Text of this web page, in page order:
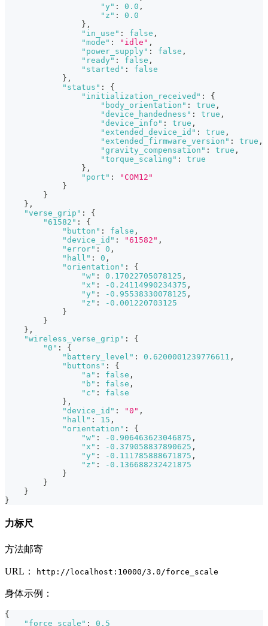
"y" : 0.0 ,
"z" :
0.0
} ,
"in_use" : false ,
"mode" : "idle" ,
"power_supply" : false ,
"ready" : false ,
"started" :
false
} ,
"status" :
{
"initialization_received" :
{
"body_orientation" : true ,
"device_handedness" : true ,
"device_info" : true ,
"extended_device_id" : true ,
"extended_firmware_version" : true ,
"gravity_compensation" : true ,
"torque_scaling" :
true
} ,
"port" :
"COM12"
}
}
} ,
"verse_grip" :
{
"61582" :
{
"button" : false ,
"device_id" : "61582" ,
"error" : 0 ,
"hall" : 0 ,
"orientation" :
{
"w" : 0.17022705078125 ,
"x" : -0.24114990234375 ,
"y" : -0.95538330078125 ,
"z" :
-0.001220703125
}
}
} ,
"wireless_verse_grip" :
{
"0" :
{
"battery_level" : 0.6200001239776611 ,
"buttons" :
{
"a" : false ,
"b" : false ,
"c" :
false
} ,
"device_id" : "0" ,
"hall" : 15 ,
"orientation" :
{
"w" : -0.906463623046875 ,
"x" : -0.379058837890625 ,
"y" : -0.111785888671875 ,
"z" :
-0.136688232421875
}
}
}
}
力标尺
方法邮寄
URL： http://localhost:10000/3.0/force_scale
身体示例：
{
"force_scale" :
0.5